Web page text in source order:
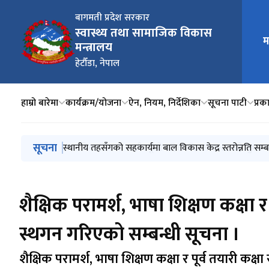
बागमती प्रदेश सरकार
स्वास्थ्य तथा सामाजिक विकास
मन्त्रालय
हेटौँडा, नेपाल
मुख्य
हाम्रो बारेमा कार्यक्रम/योजना ऐन, नियम, निर्देशिका सूचना पाटी
मुख्य नेभिगेसनमा जानुहोस्
सूचना नवप्रवर्तनात्मक अनुसन्धान सम्बन्धी आइडिया अवधारणा
सामाजिक विकास मन्त्रीज्यूको महिला दिवस २०८२ को
स्थानीय तहसँगको सहकार्यमा बाल विकास केद्र स्तरोन्नति
शिक्षालय सुधार योजना कार्यक्रम कार्यान्वयनका लागि
शिक्षालय सुधार योजना कार्यक्रम कार्यान्वयन सम्बन्धी सुचना।
शैक्षिक परामर्श, भाषा शिक्षण
स्थगन गरिएको सम्बन्धी सूचना ।
शैक्षिक परामर्श, भाषा शिक्षण कक्षा र पूर्व तयारी